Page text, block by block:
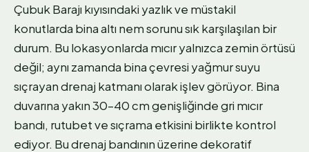
Çubuk Barajı kıyısındaki yazlık ve müstakil
konutlarda bina altı nem sorunu sık karşılaşılan bir
durum. Bu lokasyonlarda mıcır yalnızca zemin örtüsü
değil; aynı zamanda bina çevresi yağmur suyu
sıçrayan drenaj katmanı olarak işlev görüyor. Bina
duvarına yakın 30–40 cm genişliğinde gri mıcır
bandı, rutubet ve sıçrama etkisini birlikte kontrol
ediyor. Bu drenaj bandının üzerine dekoratif